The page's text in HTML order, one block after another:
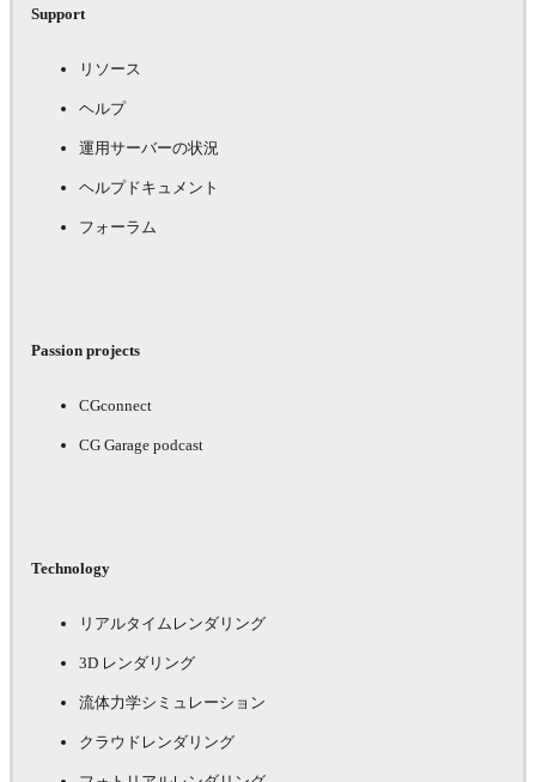
Support
リソース
ヘルプ
運用サーバーの状況
ヘルプドキュメント
フォーラム
Passion projects
CGconnect
CG Garage podcast
Technology
リアルタイムレンダリング
3D レンダリング
流体力学シミュレーション
クラウドレンダリング